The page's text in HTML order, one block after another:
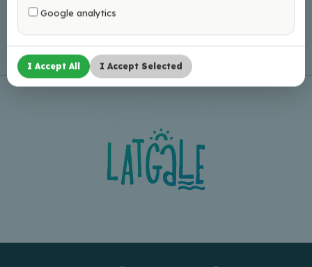
Google analytics
I Accept All I Accept Selected